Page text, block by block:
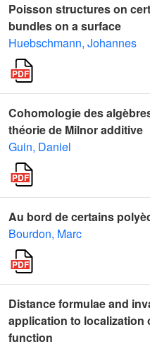
Poisson structures on
bundles on a surface
Huebschmann, Johannes
Cohomologie des
théorie de Milnor additive
Guin, Daniel
Au bord de certains
Bourdon, Marc
Distance formulae and
application to localization
function